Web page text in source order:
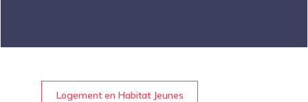
Logement en Habitat Jeunes